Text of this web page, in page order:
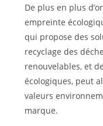
De plus en plus
empreinte
qui propose des
recyclage des
renouvelables, et
écologiques, peut
valeurs
marque.